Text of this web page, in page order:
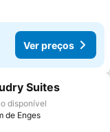
Ver preços
favoritos
Suites
disponível
de Enges